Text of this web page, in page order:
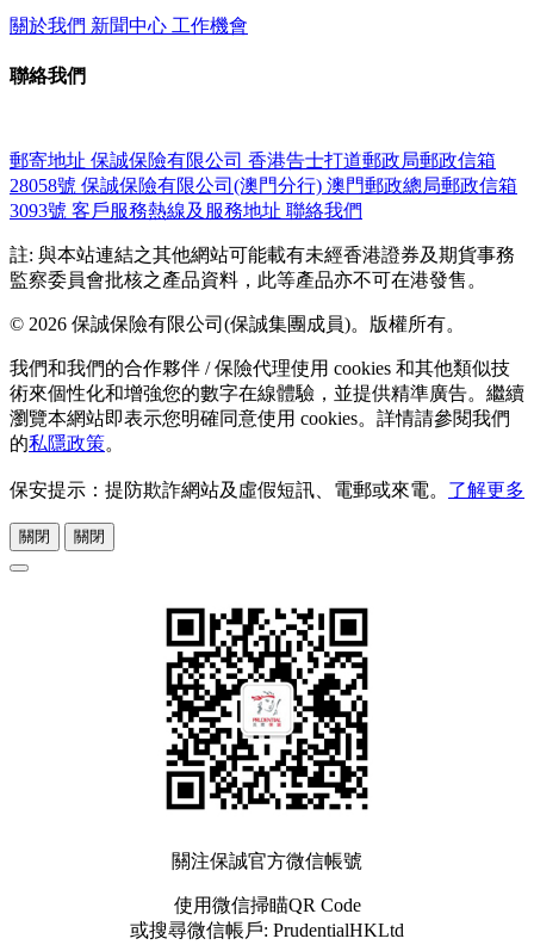
關於我們 新聞中心 工作機會
聯絡我們
郵寄地址 保誠保險有限公司 香港告士打道郵政局郵政信箱
28058號 保誠保險有限公司(澳門分行) 澳門郵政總局郵政信箱
3093號 客戶服務熱線及服務地址 聯絡我們
註: 與本站連結之其他網站可能載有未經香港證券及期貨事務
監察委員會批核之產品資料，此等產品亦不可在港發售。
© 2026 保誠保險有限公司(保誠集團成員)。版權所有。
我們和我們的合作夥伴 / 保險代理使用 cookies 和其他類似技
術來個性化和增強您的數字在線體驗，並提供精準廣告。繼續
瀏覽本網站即表示您明確同意使用 cookies。詳情請參閱我們
的私隱政策。
保安提示：提防欺詐網站及虛假短訊、電郵或來電。 了解更多
關閉 關閉
關注保誠官方微信帳號
使用微信掃瞄QR Code
或搜尋微信帳戶: PrudentialHKLtd